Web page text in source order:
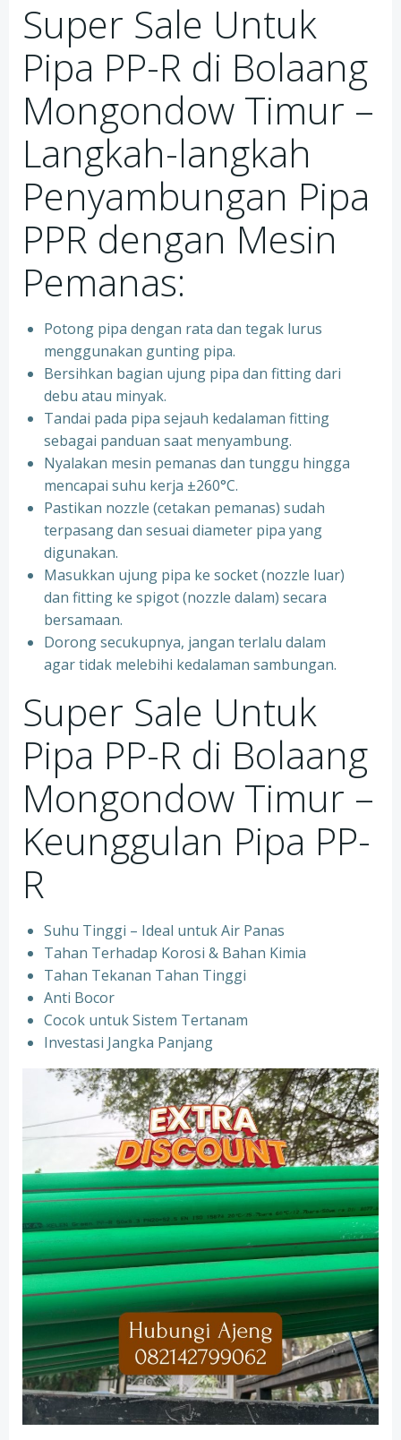
Super Sale Untuk
Pipa PP-R di Bolaang
Mongondow Timur –
Langkah-langkah
Penyambungan Pipa
PPR dengan Mesin
Pemanas:
Potong pipa dengan rata dan tegak lurus
menggunakan gunting pipa.
Bersihkan bagian ujung pipa dan fitting dari
debu atau minyak.
Tandai pada pipa sejauh kedalaman fitting
sebagai panduan saat menyambung.
Nyalakan mesin pemanas dan tunggu hingga
mencapai suhu kerja ±260°C.
Pastikan nozzle (cetakan pemanas) sudah
terpasang dan sesuai diameter pipa yang
digunakan.
Masukkan ujung pipa ke socket (nozzle luar)
dan fitting ke spigot (nozzle dalam) secara
bersamaan.
Dorong secukupnya, jangan terlalu dalam
agar tidak melebihi kedalaman sambungan.
Super Sale Untuk
Pipa PP-R di Bolaang
Mongondow Timur –
Keunggulan Pipa PP-
R
Suhu Tinggi – Ideal untuk Air Panas
Tahan Terhadap Korosi & Bahan Kimia
Tahan Tekanan Tahan Tinggi
Anti Bocor
Cocok untuk Sistem Tertanam
Investasi Jangka Panjang